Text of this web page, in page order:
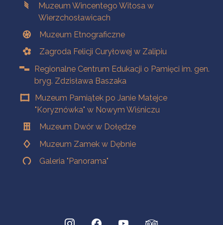
Muzeum Wincentego Witosa w
Wierzchosławicach
Muzeum Etnograficzne
Zagroda Felicji Curyłowej w Zalipiu
Regionalne Centrum Edukacji o Pamięci im. gen.
bryg. Zdzisława Baszaka
Muzeum Pamiątek po Janie Matejce
"Koryznówka" w Nowym Wiśniczu
Muzeum Dwór w Dołędze
Muzeum Zamek w Dębnie
Galeria "Panorama"